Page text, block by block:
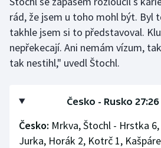
rád, že jsem u toho mohl být. Byl
takhle jsem si to představoval.
nepřekecají. Ani nemám vízum,
tak nestihl," uvedl Štochl.
Česko - Rusko
Česko: Mrkva, Štochl - Hrstka
Jurka, Horák 2, Kotrč 1,